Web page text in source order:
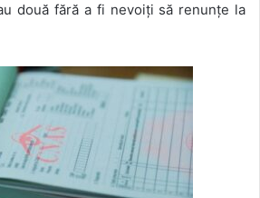
două fără a fi nevoiți să renunțe la